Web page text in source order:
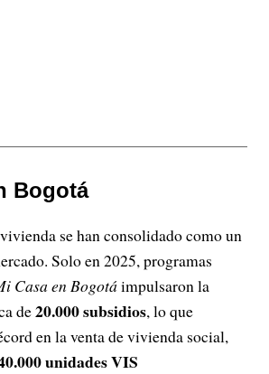
Bogotá
se han consolidado como un
Solo en 2025, programas
Casa en Bogotáimpulsaron la
de20.000 subsidios, lo que
en la venta de vivienda social,
unidades VIS